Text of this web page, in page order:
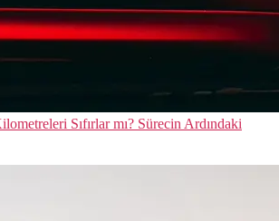
Sıfırlar mı? Sürecin Ardındaki